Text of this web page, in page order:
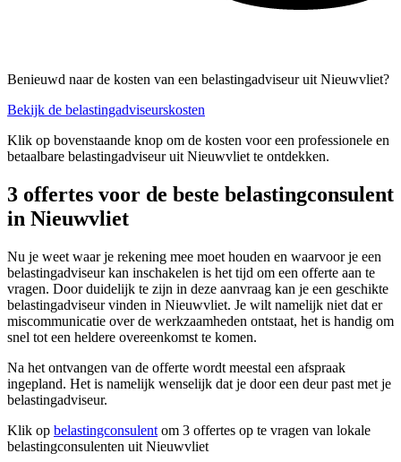
Benieuwd naar de kosten van een belastingadviseur uit Nieuwvliet?
Bekijk de belastingadviseurskosten
Klik op bovenstaande knop om de kosten voor een professionele en
betaalbare belastingadviseur uit Nieuwvliet te ontdekken.
3 offertes voor de beste belastingconsulent
in Nieuwvliet
Nu je weet waar je rekening mee moet houden en waarvoor je een
belastingadviseur kan inschakelen is het tijd om een offerte aan te
vragen. Door duidelijk te zijn in deze aanvraag kan je een geschikte
belastingadviseur vinden in Nieuwvliet. Je wilt namelijk niet dat er
miscommunicatie over de werkzaamheden ontstaat, het is handig om
snel tot een heldere overeenkomst te komen.
Na het ontvangen van de offerte wordt meestal een afspraak
ingepland. Het is namelijk wenselijk dat je door een deur past met je
belastingadviseur.
Klik op belastingconsulent om 3 offertes op te vragen van lokale
belastingconsulenten uit Nieuwvliet